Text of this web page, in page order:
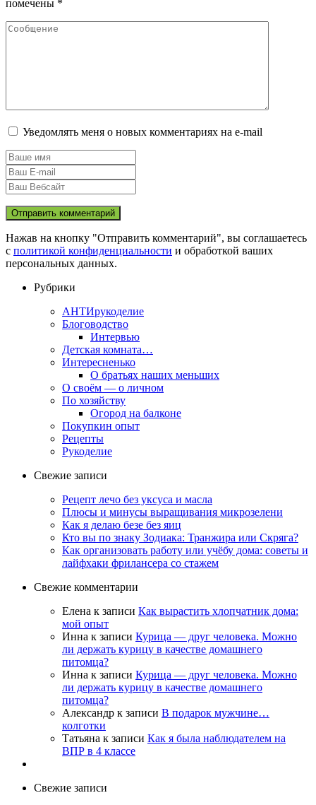
помечены *
Уведомлять меня о новых комментариях на e-mail
Нажав на кнопку "Отправить комментарий", вы соглашаетесь
с политикой конфиденциальности и обработкой ваших
персональных данных.
Рубрики
АНТИрукоделие
Блоговодство
Интервью
Детская комната…
Интересненько
О братьях наших меньших
О своём — о личном
По хозяйству
Огород на балконе
Покупкин опыт
Рецепты
Рукоделие
Свежие записи
Рецепт лечо без уксуса и масла
Плюсы и минусы выращивания микрозелени
Как я делаю безе без яиц
Кто вы по знаку Зодиака: Транжира или Скряга?
Как организовать работу или учёбу дома: советы и
лайфхаки фрилансера со стажем
Свежие комментарии
Елена к записи Как вырастить хлопчатник дома:
мой опыт
Инна к записи Курица — друг человека. Можно
ли держать курицу в качестве домашнего
питомца?
Инна к записи Курица — друг человека. Можно
ли держать курицу в качестве домашнего
питомца?
Александр к записи В подарок мужчине…
колготки
Татьяна к записи Как я была наблюдателем на
ВПР в 4 классе
Свежие записи